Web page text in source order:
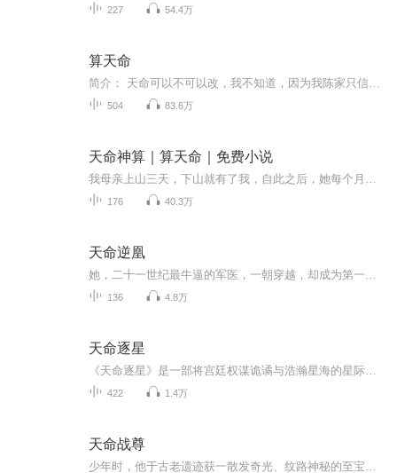
227 54.4万
算天命
504 83.6万
天命神算｜算天命｜免费小说
176 40.3万
天命逆凰
136 4.8万
天命逐星
422 1.4万
天命战尊